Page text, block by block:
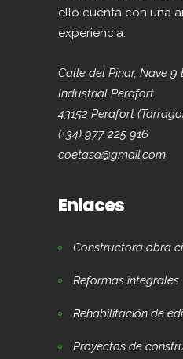
ello cuenta con una
experiencia.
Calle del Pinar, Nave 9
Industrial Perafort
43152 Perafort
(+34) 977 225 916
coetasa@gmail.com
Enlaces
Constructora obra
Reformas integrales
Rehabilitación de
Proyectos de